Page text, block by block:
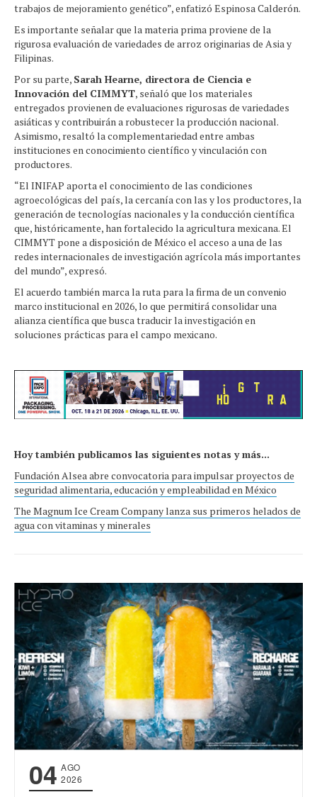
trabajos de mejoramiento genético”, enfatizó Espinosa Calderón.
Es importante señalar que la materia prima proviene de la
rigurosa evaluación de variedades de arroz originarias de Asia y
Filipinas.
Por su parte, Sarah Hearne, directora de Ciencia e
Innovación del CIMMYT, señaló que los materiales
entregados provienen de evaluaciones rigurosas de variedades
asiáticas y contribuirán a robustecer la producción nacional.
Asimismo, resaltó la complementariedad entre ambas
instituciones en conocimiento científico y vinculación con
productores.
“El INIFAP aporta el conocimiento de las condiciones
agroecológicas del país, la cercanía con las y los productores, la
generación de tecnologías nacionales y la conducción científica
que, históricamente, han fortalecido la agricultura mexicana. El
CIMMYT pone a disposición de México el acceso a una de las
redes internacionales de investigación agrícola más importantes
del mundo”, expresó.
El acuerdo también marca la ruta para la firma de un convenio
marco institucional en 2026, lo que permitirá consolidar una
alianza científica que busca traducir la investigación en
soluciones prácticas para el campo mexicano.
Hoy también publicamos las siguientes notas y más...
Fundación Alsea abre convocatoria para impulsar proyectos de
seguridad alimentaria, educación y empleabilidad en México
The Magnum Ice Cream Company lanza sus primeros helados de
agua con vitaminas y minerales
04 AGO
2026